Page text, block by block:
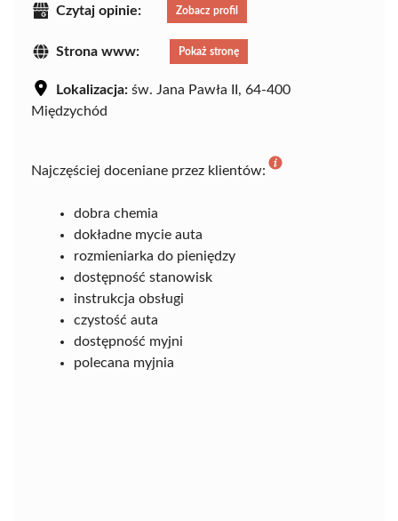
Czytaj opinie: Zobacz profil
Strona www: Pokaż stronę
Lokalizacja: św. Jana Pawła II, 64-400
Międzychód
Najczęściej doceniane przez klientów:
dobra chemia
dokładne mycie auta
rozmieniarka do pieniędzy
dostępność stanowisk
instrukcja obsługi
czystość auta
dostępność myjni
polecana myjnia